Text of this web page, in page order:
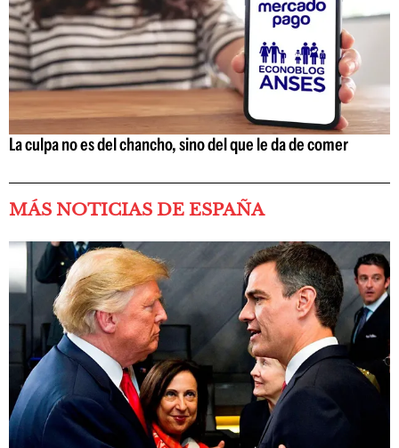
La culpa no es del chancho, sino del que le da de comer
MÁS NOTICIAS DE ESPAÑA